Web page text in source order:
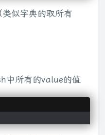
似字典的取所有
中所有的value的值